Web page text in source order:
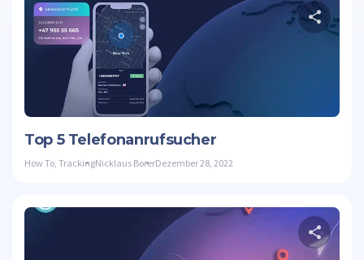
Top 5 Telefonanrufsucher
How To TrackingNicklaus BorerDezember 28, 2022